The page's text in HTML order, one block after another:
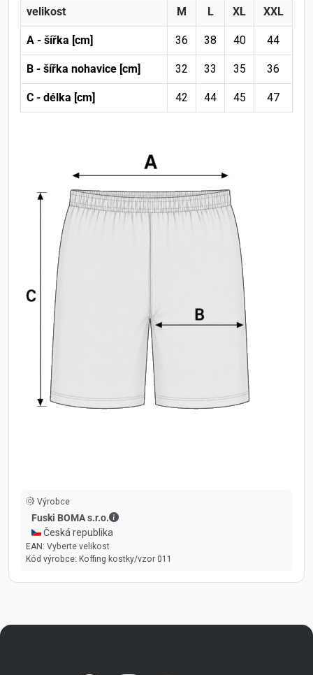
velikost M L XL XXL
A - šířka [cm] 36 38 40 44
B - šířka nohavice [cm] 32 33 35 36
C - délka [cm] 42 44 45 47
Výrobce
Fuski BOMA s.r.o.
Fuski BOMA s.r.o. - Kontaktní údaje
🇨🇿 Česká republika
EAN: Vyberte velikost
Kód výrobce: Koffing kostky/vzor 011